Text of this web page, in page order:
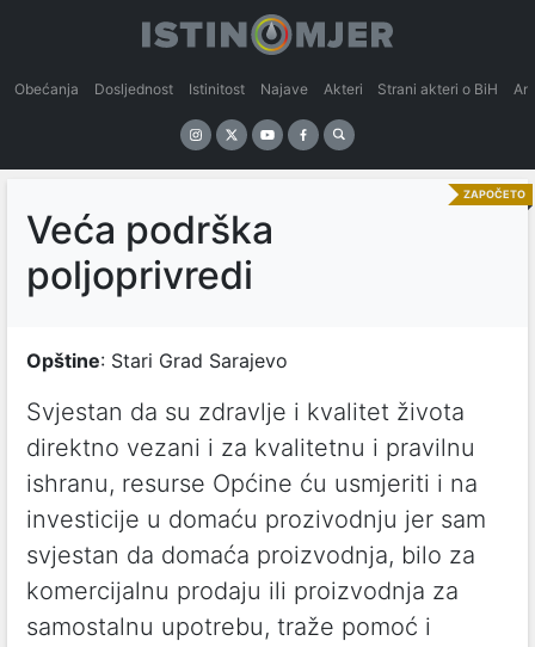
Obećanja Dosljednost Istinitost Najave Akteri Strani akteri o BiH
ZAPOČETO
Veća podrška
poljoprivredi
Opštine: Stari Grad Sarajevo
Svjestan da su zdravlje i kvalitet života
direktno vezani i za kvalitetnu i pravilnu
ishranu, resurse Općine ću usmjeriti i na
investicije u domaću prozivodnju jer sam
svjestan da domaća proizvodnja, bilo za
komercijalnu prodaju ili proizvodnja za
samostalnu upotrebu, traže pomoć i